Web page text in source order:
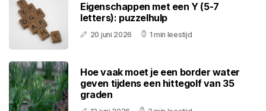
Eigenschappen met een Y (5-7
letters): puzzelhulp
20 juni 2026 1 min leestijd
Hoe vaak moet je een border water
geven tijdens een hittegolf van 35
graden